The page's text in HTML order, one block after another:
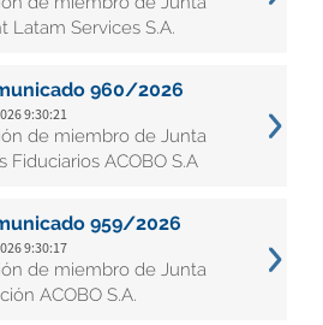
Latam Services S.A.
960/2026
9:30:21
de miembro de Junta
Fiduciarios ACOBO S.A
959/2026
9:30:17
de miembro de Junta
ACOBO S.A.